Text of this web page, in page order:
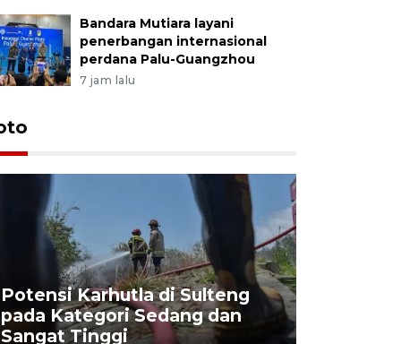
Bandara Mutiara layani
penerbangan internasional
perdana Palu-Guangzhou
7 jam lalu
Potensi Karhutla di Sulteng
pada Kategori Sedang dan
Sangat Tinggi